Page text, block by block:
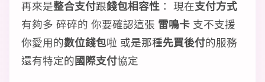
再來是整合支付跟錢包相容性 ： 現在支付方式
有夠多 碎碎的 你要確認這張 雷鳴卡 支不支援
你愛用的數位錢包啦 或是那種先買後付的服務
還有特定的國際支付協定